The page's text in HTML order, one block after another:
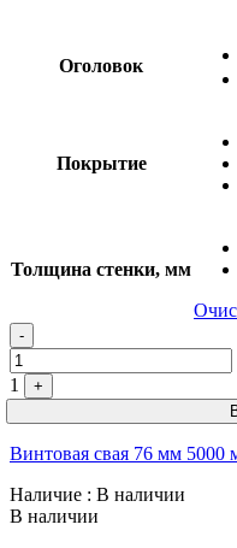
Покрытие
Толщина стенки, мм
-
1
+
Винтовая свая 76 мм 5000
Наличие : В наличии
В наличии